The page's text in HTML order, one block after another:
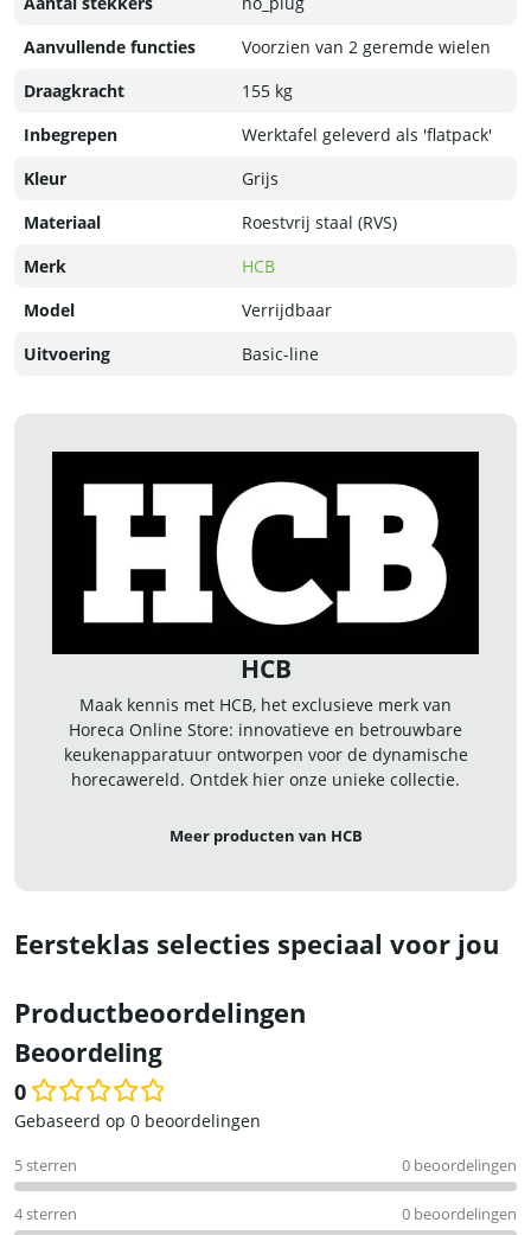
Aanvullende functies
Voorzien van 2 geremde wielen
Draagkracht
155 kg
Inbegrepen
Werktafel geleverd als 'flatpack'
Kleur
Grijs
Materiaal
Roestvrij staal (RVS)
Merk
HCB
Model
Verrijdbaar
Uitvoering
Basic-line
HCB
Maak kennis met HCB, het exclusieve merk van
Horeca Online Store: innovatieve en betrouwbare
keukenapparatuur ontworpen voor de dynamische
horecawereld. Ontdek hier onze unieke collectie.
Meer producten van HCB
Eersteklas selecties speciaal voor jou
Productbeoordelingen
Beoordeling
0
Waardering
uit
5
Gebaseerd op 0 beoordelingen
5 sterren 0 beoordelingen
4 sterren 0 beoordelingen